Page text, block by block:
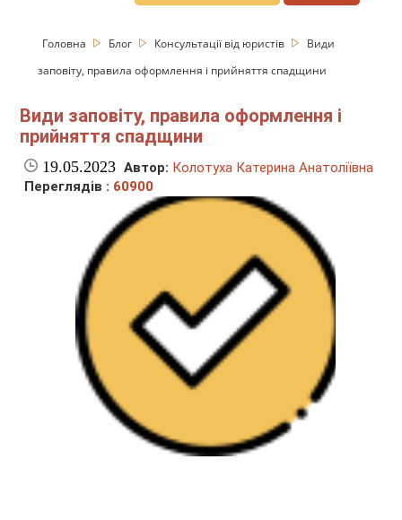
Головна Блог Консультації від юристів
Види
заповіту, правила оформлення і прийняття спадщини
Види заповіту, правила оформлення і
прийняття спадщини
19.05.2023 Автор: Колотуха Катерина Анатоліївна
Переглядів : 60900